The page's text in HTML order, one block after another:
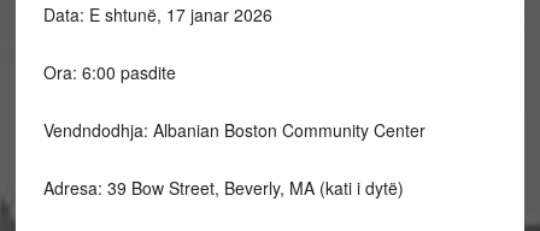
Data: E shtunë, 17 janar 2026
Ora: 6:00 pasdite
Vendndodhja: Albanian Boston Community Center
Adresa: 39 Bow Street, Beverly, MA (kati i dytë)